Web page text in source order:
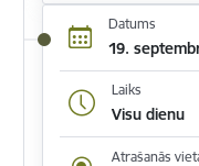
Datums
19.
Laiks
Visu dienu
Atrašanās